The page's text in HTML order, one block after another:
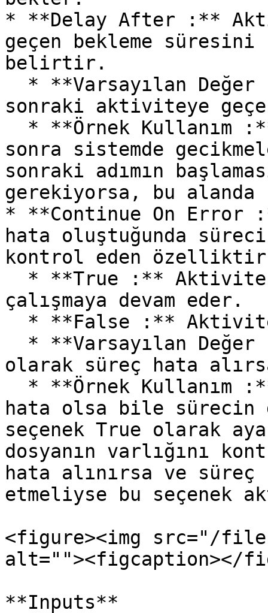
* **Delay After :**
geçen bekleme
belirtir.
sonraki aktiviteye
sonra sistemde
sonraki adımın
gerekiyorsa, bu
* **Continue On Error
hata oluştuğunda
kontrol eden
çalışmaya devam eder.
olarak süreç hata
hata olsa bile sürecin
seçenek True olarak
dosyanın varlığını
hata alınırsa ve süreç
etmeliyse bu
<figure><img src="/files/
alt=""><figcaption></
**Inputs**